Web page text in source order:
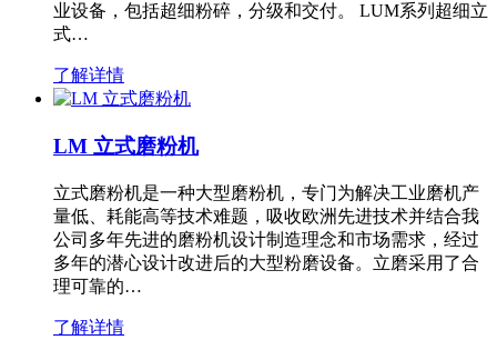
业设备，包括超细粉碎，分级和交付。 LUM系列超细立
式…
了解详情
LM 立式磨粉机
立式磨粉机是一种大型磨粉机，专门为解决工业磨机产
量低、耗能高等技术难题，吸收欧洲先进技术并结合我
公司多年先进的磨粉机设计制造理念和市场需求，经过
多年的潜心设计改进后的大型粉磨设备。立磨采用了合
理可靠的…
了解详情